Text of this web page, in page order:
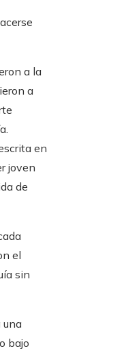
a la
a
en
joven
de
el
sin
una
bajo